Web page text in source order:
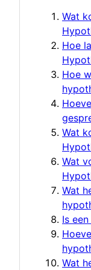
Wat
Hoe
Hoe
Wat
Wat
Wat
Is
Wat